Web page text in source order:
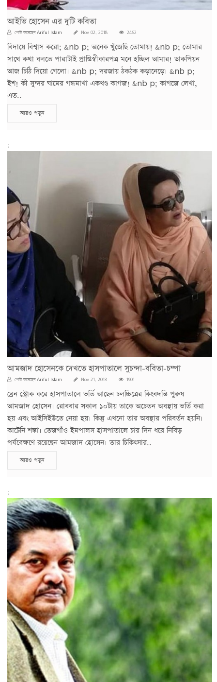
আইভি হোসেন এর দুটি কবিতা
পোস্ট করেছেনAriful Islam Nov 02, 2018 2462
বিদায়ে বিশ্বাস করো; &nb p; অনেক খুঁজেছি তোমায়! &nb p; তোমার
সাথে কথা বলতে পারাটাই প্রাপ্তিস্বীকারপত্র মনে হচ্ছিল আমার! ডাকপিয়ন
আজ চিঠি দিয়ো গেলো। &nb p; দরজায় ঠকঠক কড়ানেড়ে। &nb p;
ইশ! কী সুন্দর ঘামের গন্ধমাখা একখণ্ড কাগজ! &nb p; কাগজে লেখা,
এত..
আরও পড়ুন
;
আমজাদ হোসেনকে দেখতে হাসপাতালে সুচন্দা-ববিতা-চম্পা
পোস্ট করেছেনAriful Islam Nov 21, 2018 1901
ব্রেন স্ট্রোক করে হাসপাতালে ভর্তি আছেন চলচ্চিত্রের কিংবদন্তি পুরুষ
আমজাদ হোসেন। রোববার সকাল ১০টায় তাকে অচেতন অবস্থায় ভর্তি করা
হয় এবং আইসিইউতে নেয়া হয়। কিন্তু এখনো তার অবস্থার পরিবর্তন হয়নি।
কাটেনি শঙ্কা। তেজগাঁও ইমপালস হাসপাতালে চার দিন ধরে নিবিড়
পর্যবেক্ষণে রয়েছেন আমজাদ হোসেন। তার চিকিৎসার..
আরও পড়ুন
;